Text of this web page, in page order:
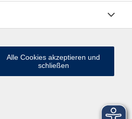
Alle Cookies akzeptieren und
schließen